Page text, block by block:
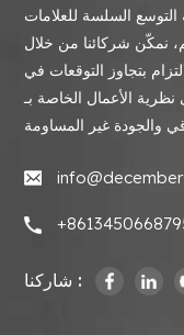
التوسع السلسة للعلامات
نمكّن شركائنا من خلال
بتجاوز التوقعات في
الأعمال الخاصة بـ
شاركنا :